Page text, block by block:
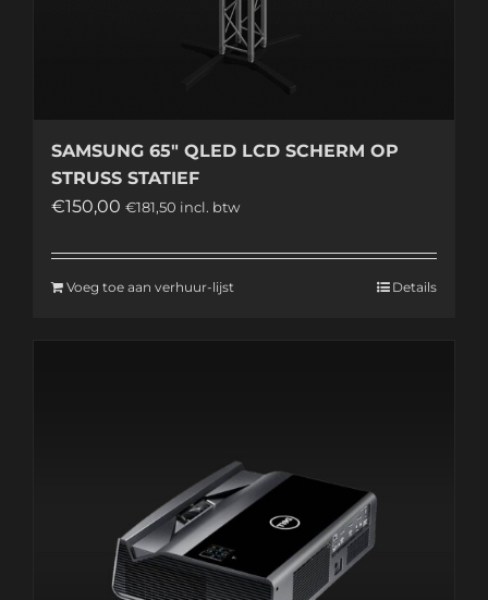
SAMSUNG 65″ QLED LCD SCHERM OP
STRUSS STATIEF
€150,00 €181,50 incl. btw
Voeg toe aan verhuur-lijst Details